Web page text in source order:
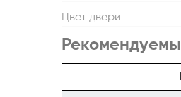
Цвет двери